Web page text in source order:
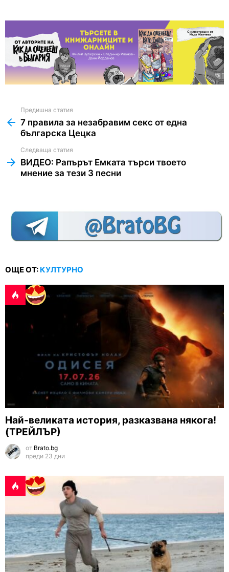
more
Предишна статия
7 правила за незабравим секс от една
българска Цецка
Следваща статия
ВИДЕО: Рапърът Емката търси твоето
мнение за тези 3 песни
ОЩЕ ОТ: КУЛТУРНО
Най-великата история, разказвана някога!
(ТРЕЙЛЪР)
от Brato.bg
преди 23 дни